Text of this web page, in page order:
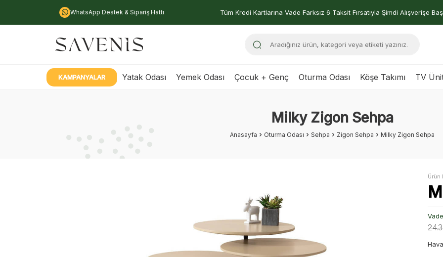
WhatsApp Destek & Sipariş Hattı Tüm Kredi Kartlarına Vade Farksız 6 Taksit Fırsatıyla Şimdi Alışverişe
KAMPANYALAR Yatak Odası Yemek Odası Çocuk + Genç Oturma Odası Köşe Takımı TV
Milky Zigon Sehpa
Anasayfa Oturma Odası Sehpa Zigon Sehpa Milky Zigon Sehpa
Ürün